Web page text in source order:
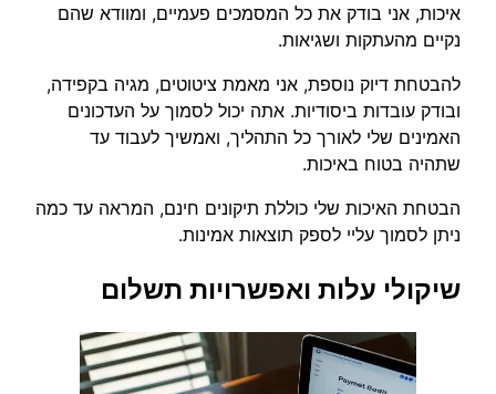
איכות, אני בודק את כל המסמכים פעמיים, ומוודא שהם
נקיים מהעתקות ושגיאות.
להבטחת דיוק נוספת, אני מאמת ציטוטים, מגיה בקפידה,
ובודק עובדות ביסודיות. אתה יכול לסמוך על העדכונים
האמינים שלי לאורך כל התהליך, ואמשיך לעבוד עד
שתהיה בטוח באיכות.
הבטחת האיכות שלי כוללת תיקונים חינם, המראה עד כמה
ניתן לסמוך עליי לספק תוצאות אמינות.
שיקולי עלות ואפשרויות תשלום